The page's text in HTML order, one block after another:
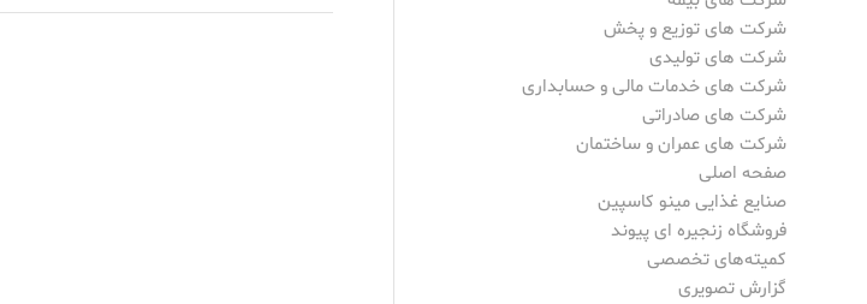
شرکت های توزیع و پخش
شرکت های تولیدی
شرکت های خدمات مالی و حسابداری
شرکت های صادراتی
شرکت های عمران و ساختمان
صفحه اصلی
صنایع غذایی مینو کاسپین
فروشگاه زنجیره ای پیوند
کمیته‌های تخصصی
گزارش تصویری